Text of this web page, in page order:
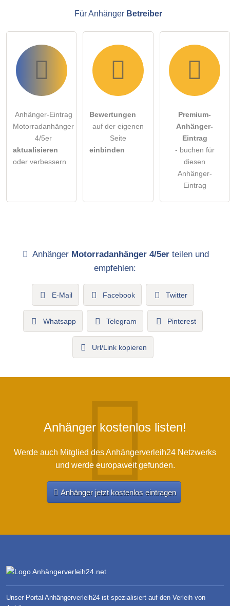
Für Anhänger Betreiber
Anhänger-Eintrag
Motorradanhänger
4/5er
aktualisieren
oder verbessern
Bewertungen
auf der eigenen
Seite
einbinden
Premium-
Anhänger-
Eintrag
- buchen für
diesen
Anhänger-
Eintrag
Anhänger Motorradanhänger 4/5erteilen und
empfehlen:
E-Mail Facebook Twitter
Whatsapp Telegram Pinterest
Url/Link kopieren
Anhänger kostenlos listen!
Werde auch Mitglied des Anhängerverleih24 Netzwerks
und werde europaweit gefunden.
Anhänger jetzt kostenlos eintragen
Unser Portal Anhängerverleih24 ist spezialisiert auf den Verleih von